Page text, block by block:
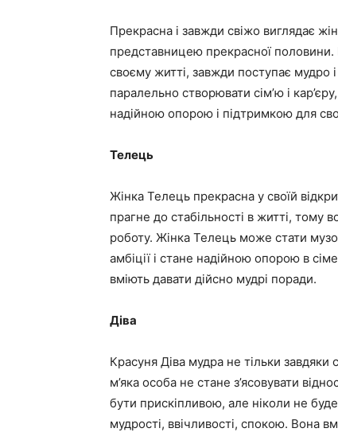
Прекрасна і завжди свіжо виглядає
представницею прекрасної
своєму житті, завжди поступає мудро
паралельно створювати сім’ю і
надійною опорою і підтримкою для
Телець
Жінка Телець прекрасна у своїй
прагне до стабільності в житті, тому
роботу. Жінка Телець може стати
амбіції і стане надійною опорою в
вміють давати дійсно мудрі поради.
Діва
Красуня Діва мудра не тільки завдяки
м’яка особа не стане з’ясовувати
бути прискіпливою, але ніколи не
мудрості, ввічливості, спокою. Вона